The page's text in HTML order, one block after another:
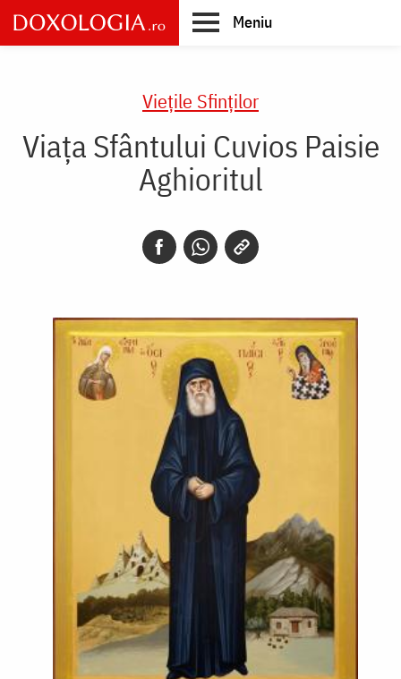
Skip
to
main
Meniu
Vieţile Sfinţilor
Viața Sfântului Cuvios Paisie
Aghioritul